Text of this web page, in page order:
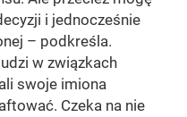
i jednocześnie
– podkreśla.
w związkach
swoje imiona
Czeka na nie